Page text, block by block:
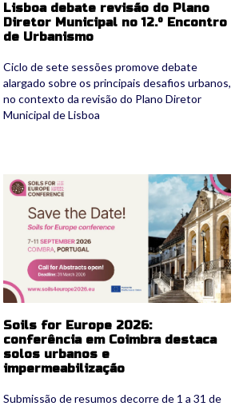
Lisboa debate revisão do Plano
Diretor Municipal no 12.º Encontro
de Urbanismo
Ciclo de sete sessões promove debate
alargado sobre os principais desafios urbanos,
no contexto da revisão do Plano Diretor
Municipal de Lisboa
coimbraconference.png
Soils for Europe 2026:
conferência em Coimbra destaca
solos urbanos e
impermeabilização
Submissão de resumos decorre de 1 a 31 de